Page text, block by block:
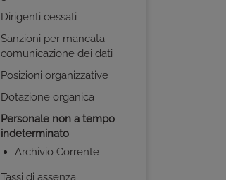
Dirigenti cessati
Sanzioni per mancata
comunicazione dei dati
Posizioni organizzative
Dotazione organica
Personale non a tempo
indeterminato
Archivio Corrente
Tassi di assenza